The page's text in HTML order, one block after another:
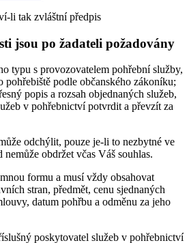
li tak zvláštní předpis
jsou po žadateli požadovány
typu s provozovatelem pohřební služby,
pohřebiště podle občanského zákoníku;
popis a rozsah objednaných služeb,
v pohřebnictví potvrdit a převzít za
odchýlit, pouze je-li to nezbytné ve
obdržet včas Váš souhlas.
formu a musí vždy obsahovat
stran, předmět, cenu sjednaných
datum pohřbu a odměnu za jeho
poskytovatel služeb v pohřebnictví